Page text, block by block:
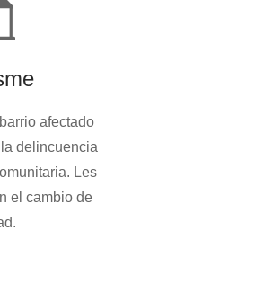
afectado
delincuencia
Les
el cambio de